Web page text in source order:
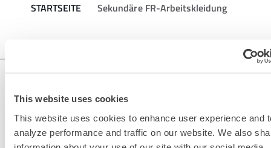
This website uses cookies
This website uses cookies to enhance user experience and
analyze performance and traffic on our website. We also
STARTSEITE Sekundäre FR-Arbeitskleidung